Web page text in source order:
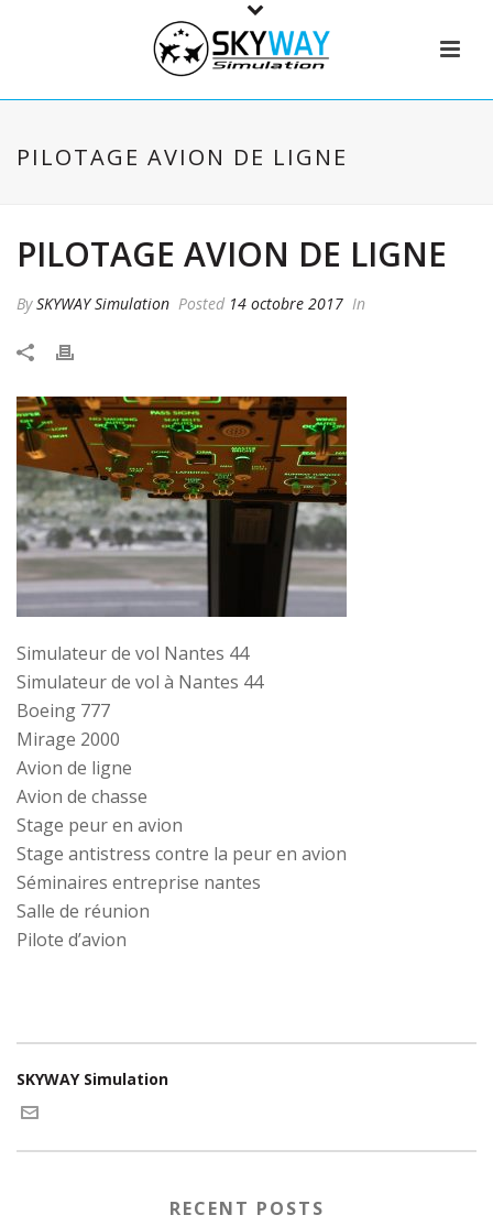
PILOTAGE AVION DE LIGNE
PILOTAGE AVION DE LIGNE
BySKYWAY Simulation Posted 14 octobre 2017 In
Simulateur de vol Nantes 44
Simulateur de vol à Nantes 44
Boeing 777
Mirage 2000
Avion de ligne
Avion de chasse
Stage peur en avion
Stage antistress contre la peur en avion
Séminaires entreprise nantes
Salle de réunion
Pilote d’avion
SKYWAY Simulation
RECENT POSTS